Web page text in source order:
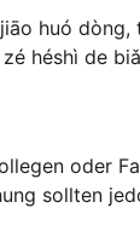
huó
héshì de
oder
sollten